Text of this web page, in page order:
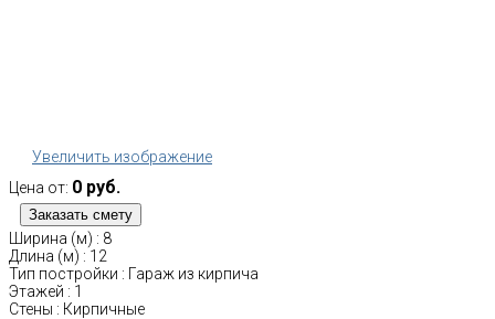
Увеличить изображение
Цена от: 0 руб.
Ширина (м) : 8
Длина (м) : 12
Тип постройки : Гараж из кирпича
Этажей : 1
Стены : Кирпичные